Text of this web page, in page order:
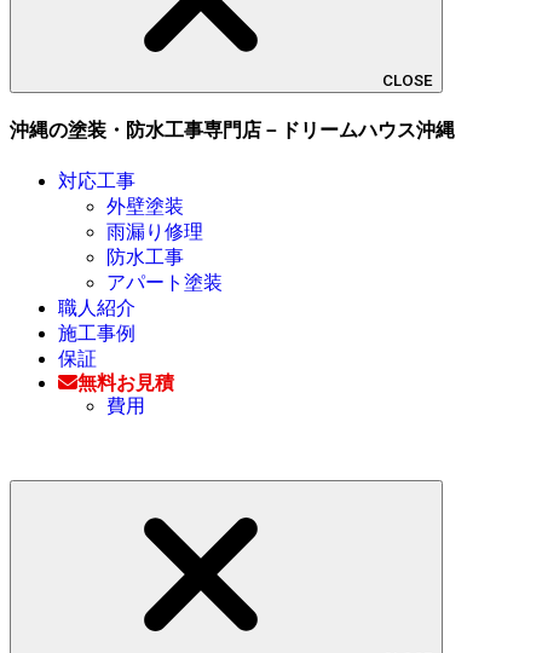
CLOSE
沖縄の塗装・防水工事専門店－ドリームハウス沖縄
対応工事
外壁塗装
雨漏り修理
防水工事
アパート塗装
職人紹介
施工事例
保証
無料お見積
費用